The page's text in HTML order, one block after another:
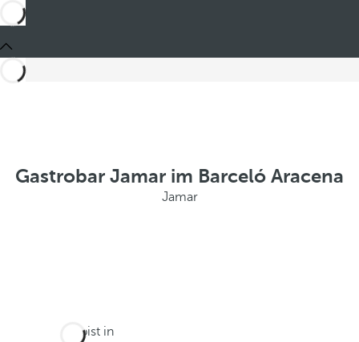
Gastrobar Jamar im Barceló Aracena
Jamar
Du bist in